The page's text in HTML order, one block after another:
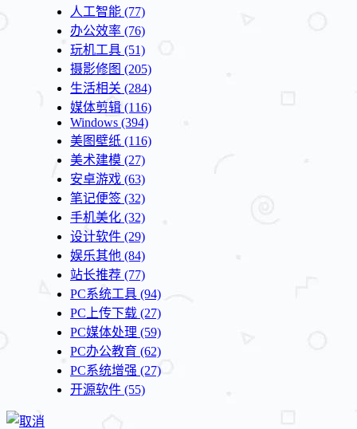
人工智能 (77)
办公效率 (76)
玩机工具 (51)
摄影修图 (205)
生活相关 (284)
媒体剪辑 (116)
Windows (394)
美图壁纸 (116)
美术建模 (27)
安卓游戏 (63)
笔记便签 (32)
手机美化 (32)
设计软件 (29)
娱乐其他 (84)
站长推荐 (77)
PC系统工具 (94)
PC上传下载 (27)
PC媒体处理 (59)
PC办公教育 (62)
PC系统增强 (27)
开源软件 (55)